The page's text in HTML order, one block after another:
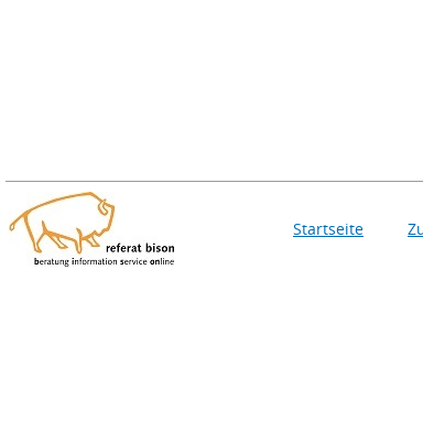
Startseite